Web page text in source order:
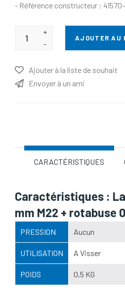
- Référence constructeur :
+
-
AJOUTER AU
Ajouter à la liste de souhait
Envoyer à un ami
CARACTÉRISTIQUES
Caractéristiques :
mm M22 + rotabuse
PRESSION Aucun
UTILISATION A Visser
POIDS 0,5 KG